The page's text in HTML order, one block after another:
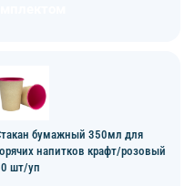
бумажный 350мл для
напитков крафт/розовый
шт/уп